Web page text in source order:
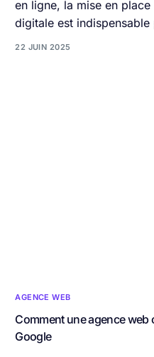
en ligne, la mise en
digitale est
22 JUIN 2025
AGENCE WEB
Comment une agence
Google